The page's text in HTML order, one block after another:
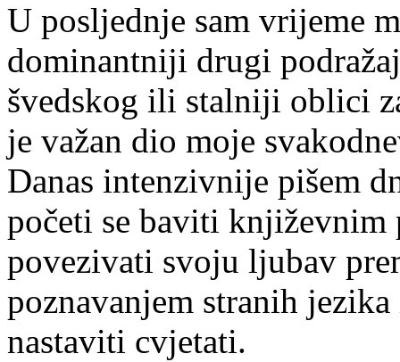
U posljednje sam vrijeme
dominantniji drugi
švedskog ili stalniji oblici
je važan dio moje
Danas intenzivnije pišem
početi se baviti književnim
povezivati svoju ljubav
poznavanjem stranih
nastaviti cvjetati.